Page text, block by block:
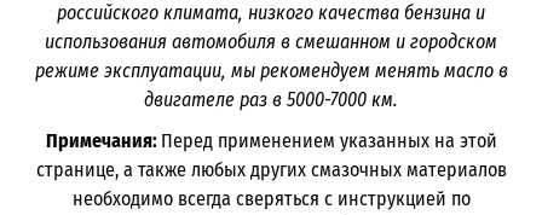
российского климата, низкого качества бензина и
использования автомобиля в смешанном и городском
режиме эксплуатации, мы рекомендуем менять масло в
двигателе раз в 5000-7000 км.
Примечания: Перед применением указанных на этой
странице, а также любых других смазочных материалов
необходимо всегда сверяться с инструкцией по